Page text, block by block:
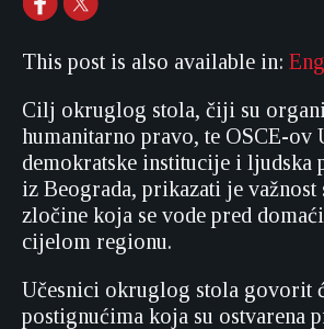
This post is also available in:
Cilj okruglog stola, čiji su
humanitarno pravo, te OSCE-ov
demokratske institucije i ljudska
iz Beograda, prikazati je važnost
zločine koja se vode pred
cijelom regionu.
Učesnici okruglog stola govorit
postignućima koja su ostvarena